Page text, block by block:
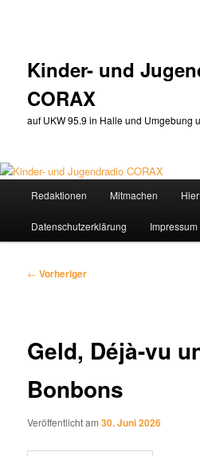
Kinder- und
CORAX
auf UKW 95.9 in Halle und Umgebung
Redaktionen Mitmachen
Datenschutzerklärung Impressum
Beitragsnavigation
← Vorheriger
Geld, Déjà-vu
Bonbons
Veröffentlicht am30. Juni 2026